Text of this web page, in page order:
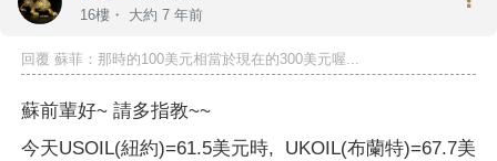
16樓・ 大約 7 年前
回覆 蘇菲 ：那時的100美元相當於現在的300美元喔...
蘇前輩好~ 請多指教~~
今天USOIL(紐約)=61.5美元時, UKOIL(布蘭特)=67.7美